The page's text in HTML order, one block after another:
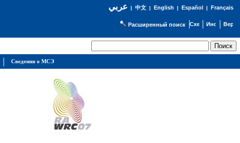
عربي| 中文| English | Español | Français
Расширенный поиск
Сведения о МСЭ